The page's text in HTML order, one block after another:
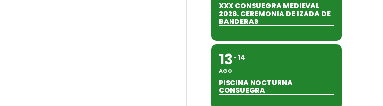
XXX CONSUEGRA MEDIEVAL
2026. CEREMONIA DE IZADA DE
BANDERAS
13
AGO
14
PISCINA NOCTURNA
CONSUEGRA